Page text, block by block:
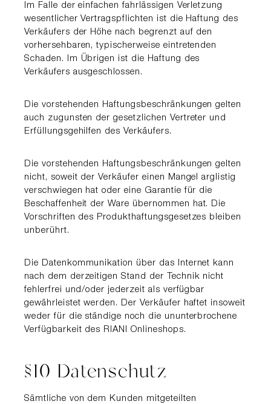
Im Falle der einfachen fahrlässigen Verletzung
wesentlicher Vertragspflichten ist die Haftung des
Verkäufers der Höhe nach begrenzt auf den
vorhersehbaren, typischerweise eintretenden
Schaden. Im Übrigen ist die Haftung des
Verkäufers ausgeschlossen.
Die vorstehenden Haftungsbeschränkungen gelten
auch zugunsten der gesetzlichen Vertreter und
Erfüllungsgehilfen des Verkäufers.
Die vorstehenden Haftungsbeschränkungen gelten
nicht, soweit der Verkäufer einen Mangel arglistig
verschwiegen hat oder eine Garantie für die
Beschaffenheit der Ware übernommen hat. Die
Vorschriften des Produkthaftungsgesetzes bleiben
unberührt.
Die Datenkommunikation über das Internet kann
nach dem derzeitigen Stand der Technik nicht
fehlerfrei und/oder jederzeit als verfügbar
gewährleistet werden. Der Verkäufer haftet insoweit
weder für die ständige noch die ununterbrochene
Verfügbarkeit des RIANI Onlineshops.
§10 Datenschutz
Sämtliche von dem Kunden mitgeteilten